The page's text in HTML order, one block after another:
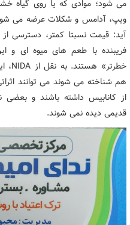
می شود؛ موادی که یا روی گیاه
ویپ، آدامس و شکلات عرضه می
آید: قیمت نسبتا کمتر، دسترسی
فریبنده با طعم های میوه ای و
هم شناخته می شوند می توانند
از کانابیس داشته باشند و
قدیمی دیده نمی شوند.